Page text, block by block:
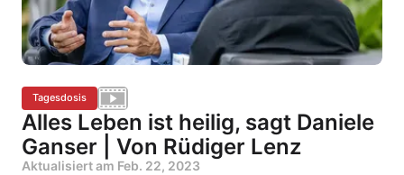
Tagesdosis
Alles Leben ist heilig, sagt Daniele
Ganser | Von Rüdiger Lenz
Aktualisiert am Feb. 22, 2023